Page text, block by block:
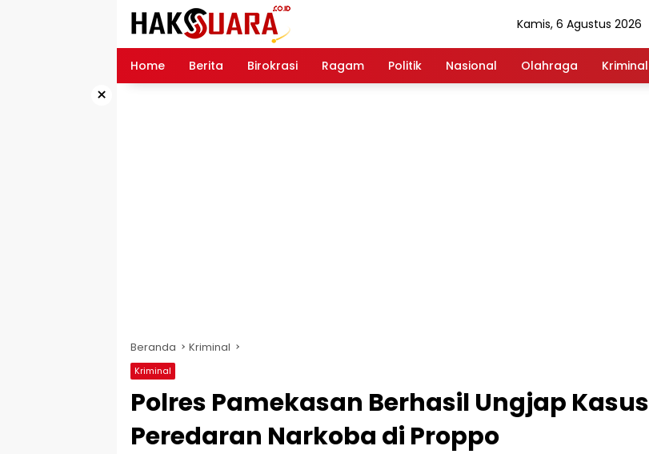
Kamis, 6 Agustus 2026
Home Berita Birokrasi Ragam Politik Nasional Olahraga Kriminal
×
Beranda Kriminal
Kriminal
Polres Pamekasan Berhasil Ungjap Kasus
Peredaran Narkoba di Proppo